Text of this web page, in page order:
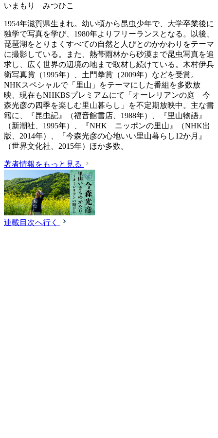
いまもり みつひこ
1954年滋賀県生まれ。幼い頃から昆虫少年で、大学卒業後に
独学で写真を学び、1980年よりフリーランスとなる。以後、
琵琶湖をとりまくすべての自然と人びとのかかわりをテーマ
に撮影している。また、熱帯雨林から砂漠まで昆虫写真を追
求し、広く世界の辺境の地まで取材し続けている。木村伊兵
衛写真賞（1995年）、土門拳賞（2009年）などを受賞。
NHKスペシャルで「里山」をテーマにした番組を多数放
映、現在もNHKBSプレミアムにて「オーレリアンの庭 今
森光彦の四季を楽しむ里山暮らし」を不定期放映中。主な書
籍に、『昆虫記』（福音館書店、1988年）、『里山物語』
（新潮社、1995年）、『NHK ニッポンの里山』（NHK出
版、2014年）、『今森光彦の心地いい里山暮らし12か月』
（世界文化社、2015年）ほか多数。
著者情報をもっと見る
連載目次へ行く